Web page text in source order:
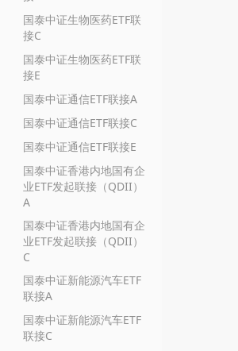
国泰中证生物医药ETF联
接C
国泰中证生物医药ETF联
接E
国泰中证通信ETF联接A
国泰中证通信ETF联接C
国泰中证通信ETF联接E
国泰中证香港内地国有企
业ETF发起联接（QDII）
A
国泰中证香港内地国有企
业ETF发起联接（QDII）
C
国泰中证新能源汽车ETF
联接A
国泰中证新能源汽车ETF
联接C